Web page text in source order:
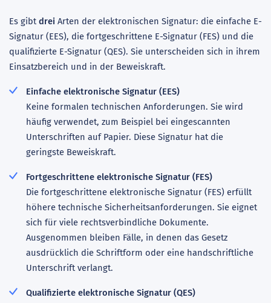
Es gibt drei Arten der elektronischen Signatur: die einfache E-
Signatur (EES), die fortgeschrittene E-Signatur (FES) und die
qualifizierte E-Signatur (QES). Sie unterscheiden sich in ihrem
Einsatzbereich und in der Beweiskraft.
Einfache elektronische Signatur (EES)
Keine formalen technischen Anforderungen. Sie wird
häufig verwendet, zum Beispiel bei eingescannten
Unterschriften auf Papier. Diese Signatur hat die
geringste Beweiskraft.
Fortgeschrittene elektronische Signatur (FES)
Die fortgeschrittene elektronische Signatur (FES) erfüllt
höhere technische Sicherheitsanforderungen. Sie eignet
sich für viele rechtsverbindliche Dokumente.
Ausgenommen bleiben Fälle, in denen das Gesetz
ausdrücklich die Schriftform oder eine handschriftliche
Unterschrift verlangt.
Qualifizierte elektronische Signatur (QES)